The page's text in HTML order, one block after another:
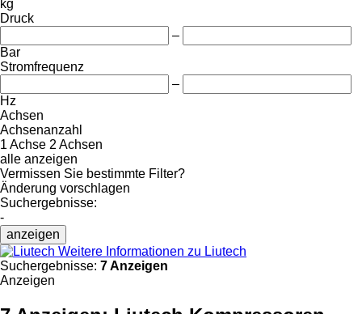
kg
Druck
–
Bar
Stromfrequenz
–
Hz
Achsen
Achsenanzahl
1 Achse 2 Achsen
alle anzeigen
Vermissen Sie bestimmte Filter?
Änderung vorschlagen
Suchergebnisse:
-
anzeigen
Weitere Informationen zu Liutech
Suchergebnisse: 7 Anzeigen
Anzeigen